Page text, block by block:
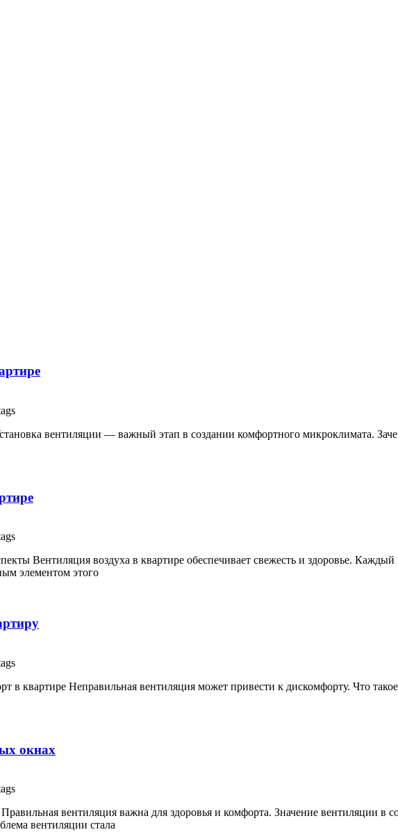
вентиляции — важный этап в создании комфортного микроклимата.
Вентиляция воздуха в квартире обеспечивает свежесть и здоровье.
элементом этого
в квартире Неправильная вентиляция может привести к дискомфорту. Что
окнах
вентиляция важна для здоровья и комфорта. Значение вентиляции в
вентиляции стала